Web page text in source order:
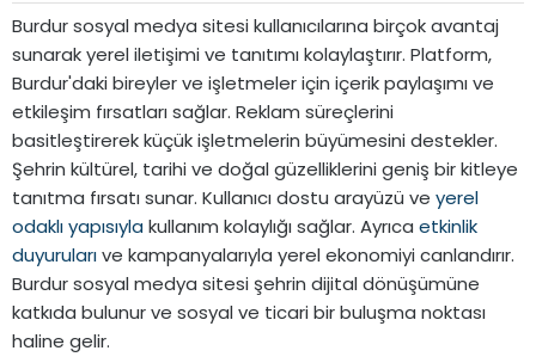
Burdur sosyal medya sitesi kullanıcılarına birçok avantaj
sunarak yerel iletişimi ve tanıtımı kolaylaştırır. Platform,
Burdur'daki bireyler ve işletmeler için içerik paylaşımı ve
etkileşim fırsatları sağlar. Reklam süreçlerini
basitleştirerek küçük işletmelerin büyümesini destekler.
Şehrin kültürel, tarihi ve doğal güzelliklerini geniş bir kitleye
tanıtma fırsatı sunar. Kullanıcı dostu arayüzü ve yerel
odaklı yapısıyla kullanım kolaylığı sağlar. Ayrıca etkinlik
duyurularıve kampanyalarıyla yerel ekonomiyi canlandırır.
Burdur sosyal medya sitesi şehrin dijital dönüşümüne
katkıda bulunur ve sosyal ve ticari bir buluşma noktası
haline gelir.